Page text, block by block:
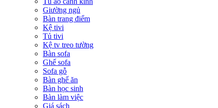
Giường ngủ
Bàn trang điểm
Kệ tivi
Tủ tivi
Kệ tv treo tường
Bàn sofa
Ghế sofa
Sofa gỗ
Bàn ghế ăn
Bàn học sinh
Bàn làm việc
Giá sách